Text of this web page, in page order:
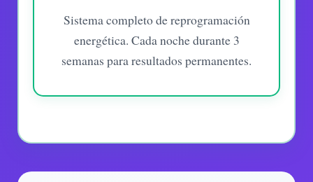
Sistema completo de reprogramación
energética. Cada noche durante 3
semanas para resultados permanentes.